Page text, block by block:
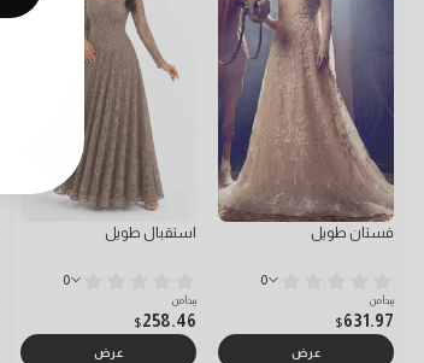
فستان طويل
0
يبدأ من
631.97
$
عرض
استقبال طويل
0
يبدأ من
258.46
$
عرض